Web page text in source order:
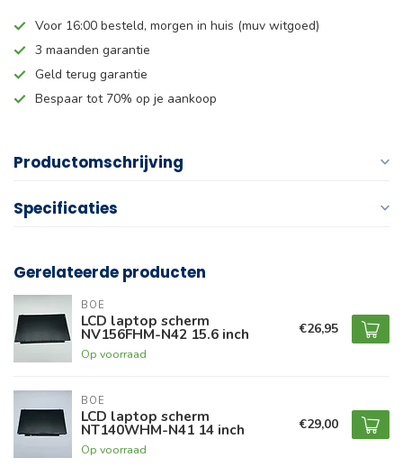
Voor 16:00 besteld, morgen in huis (muv witgoed)
3 maanden garantie
Geld terug garantie
Bespaar tot 70% op je aankoop
Productomschrijving
Specificaties
Gerelateerde producten
BOE
LCD laptop scherm
NV156FHM-N42 15.6 inch
Op voorraad
€26,95
BOE
LCD laptop scherm
NT140WHM-N41 14 inch
Op voorraad
€29,00